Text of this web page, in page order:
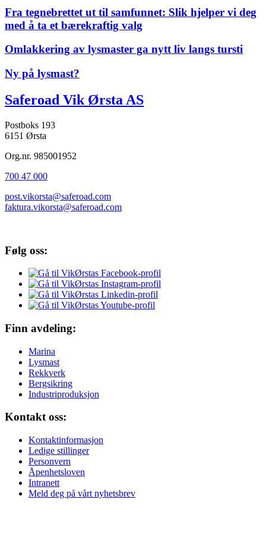
Fra tegnebrettet ut til samfunnet: Slik hjelper vi deg
med å ta et bærekraftig valg
Omlakkering av lysmaster ga nytt liv langs tursti
Ny på lysmast?
Saferoad Vik Ørsta AS
Postboks 193
6151 Ørsta
Org.nr. 985001952
700 47 000
post.vikorsta@saferoad.com
faktura.vikorsta@saferoad.com
Følg oss:
Finn avdeling:
Marina
Lysmast
Rekkverk
Bergsikring
Industriproduksjon
Kontakt oss:
Kontaktinformasjon
Ledige stillinger
Personvern
Åpenhetsloven
Intranett
Meld deg på vårt nyhetsbrev